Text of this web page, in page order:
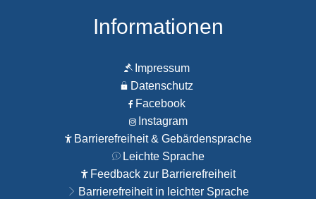
Informationen
Impressum
Datenschutz
Facebook
Instagram
Barrierefreiheit & Gebärdensprache
Leichte Sprache
Feedback zur Barrierefreiheit
Barrierefreiheit in leichter Sprache